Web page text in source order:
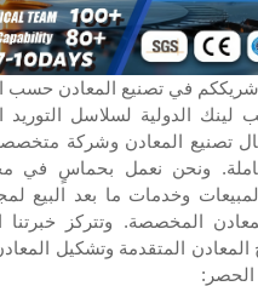
في تصنيع المعادن حسب
لينك الدولية لسلاسل
تصنيع المعادن وشركة
ونحن نعمل بحماسٍ في
وخدمات ما بعد البيع
المخصصة. وتتركز خبرتنا
المتقدمة وتشكيل
الحصر: